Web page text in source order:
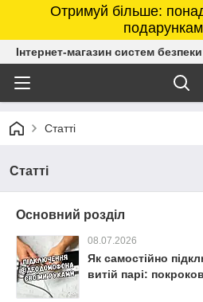
Отримуй більше:
Інтернет-магазин систем безпеки
Статті
Статті
Основний розділ
08.07.2026
Як самостійно
витій парі: